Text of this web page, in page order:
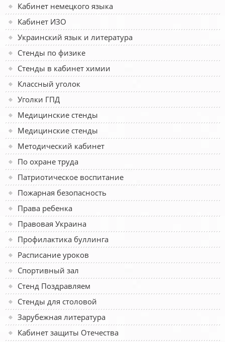
Кабинет немецкого языка
Кабинет ИЗО
Украинский язык и литература
Стенды по физике
Стенды в кабинет химии
Классный уголок
Уголки ГПД
Медицинские стенды
Медицинские стенды
Методический кабинет
По охране труда
Патриотическое воспитание
Пожарная безопасность
Права ребенка
Правовая Украина
Профилактика буллинга
Расписание уроков
Спортивный зал
Стенд Поздравляем
Стенды для столовой
Зарубежная литература
Кабинет защиты Отечества